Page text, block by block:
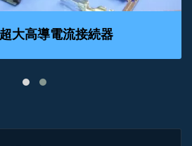
大高導電流接続器